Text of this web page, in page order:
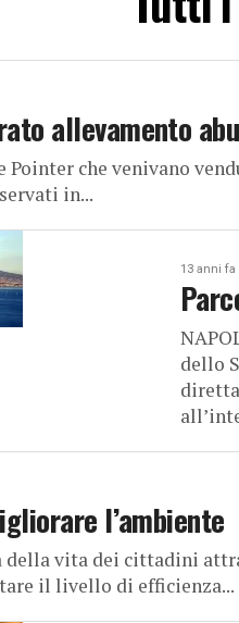
allevamento
Pointer che venivano
in...
13 anni fa
dello
l’ambiente
della vita dei cittadini
il livello di efficienza...